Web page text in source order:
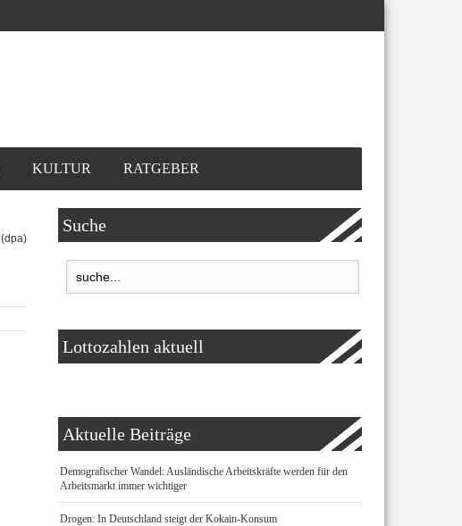
KULTUR RATGEBER
(dpa)
Suche
Lottozahlen aktuell
Aktuelle Beiträge
Demografischer Wandel: Ausländische Arbeitskräfte werden für den
Arbeitsmarkt immer wichtiger
Drogen: In Deutschland steigt der Kokain-Konsum